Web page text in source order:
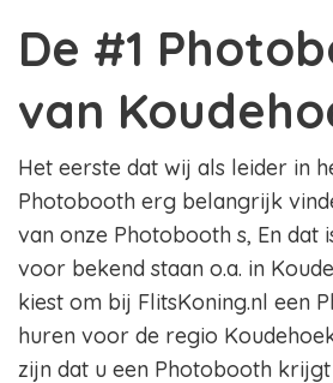
De #1
van
Het eerste dat wij als leider in
Photobooth erg belangrijk
van onze Photobooth s, En dat
voor bekend staan o.a. in
kiest om bij FlitsKoning.nl een
huren voor de regio
zijn dat u een Photobooth